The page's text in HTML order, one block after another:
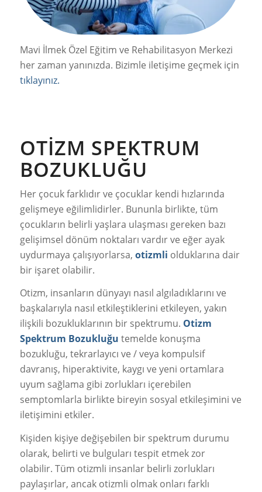
Mavi İlmek Özel Eğitim ve Rehabilitasyon Merkezi
her zaman yanınızda. Bizimle iletişime geçmek için
tıklayınız.
OTIZM SPEKTRUM
BOZUKLUĞU
Her çocuk farklıdır ve çocuklar kendi hızlarında
gelişmeye eğilimlidirler. Bununla birlikte, tüm
çocukların belirli yaşlara ulaşması gereken bazı
gelişimsel dönüm noktaları vardır ve eğer ayak
uydurmaya çalışıyorlarsa, otizmli olduklarına dair
bir işaret olabilir.
Otizm, insanların dünyayı nasıl algıladıklarını ve
başkalarıyla nasıl etkileştiklerini etkileyen, yakın
ilişkili bozukluklarının bir spektrumu. Otizm
Spektrum Bozukluğu temelde konuşma
bozukluğu, tekrarlayıcı ve / veya kompulsif
davranış, hiperaktivite, kaygı ve yeni ortamlara
uyum sağlama gibi zorlukları içerebilen
semptomlarla birlikte bireyin sosyal etkileşimini ve
iletişimini etkiler.
Kişiden kişiye değişebilen bir spektrum durumu
olarak, belirti ve bulguları tespit etmek zor
olabilir. Tüm otizmli insanlar belirli zorlukları
paylaşırlar, ancak otizmli olmak onları farklı